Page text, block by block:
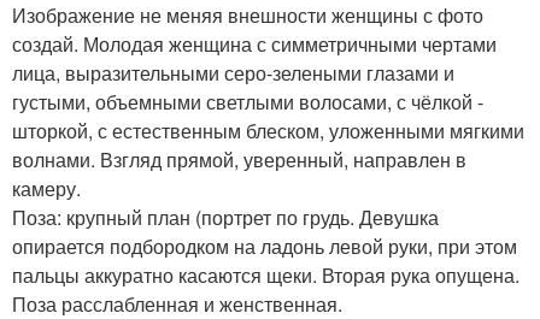
Изображение не меняя внешности женщины с фото
создай. Молодая женщина с симметричными чертами
лица, выразительными серо-зелеными глазами и
густыми, объемными светлыми волосами, с чёлкой -
шторкой, с естественным блеском, уложенными мягкими
волнами. Взгляд прямой, уверенный, направлен в
камеру.
Поза: крупный план (портрет по грудь. Девушка
опирается подбородком на ладонь левой руки, при этом
пальцы аккуратно касаются щеки. Вторая рука опущена.
Поза расслабленная и женственная.